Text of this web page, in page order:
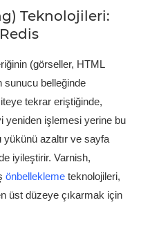
Teknolojileri:
(görseller, HTML
sunucu belleğinde
tekrar eriştiğinde,
yeniden işlemesi yerine bu
yükünü azaltır ve sayfa
iyileştirir. Varnish,
önbellekleme teknolojileri,
üst düzeye çıkarmak için